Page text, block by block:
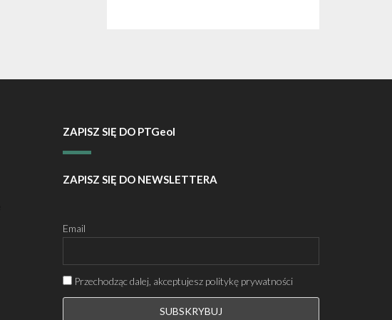
ZAPISZ SIĘ DO PTGeol
ZAPISZ SIĘ DO NEWSLETTERA
Email
Przechodząc dalej, akceptujesz politykę prywatności